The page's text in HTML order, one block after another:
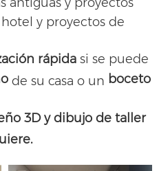
y proyectos de
rápida si se puede
de su casa o un boceto
3D y dibujo de taller